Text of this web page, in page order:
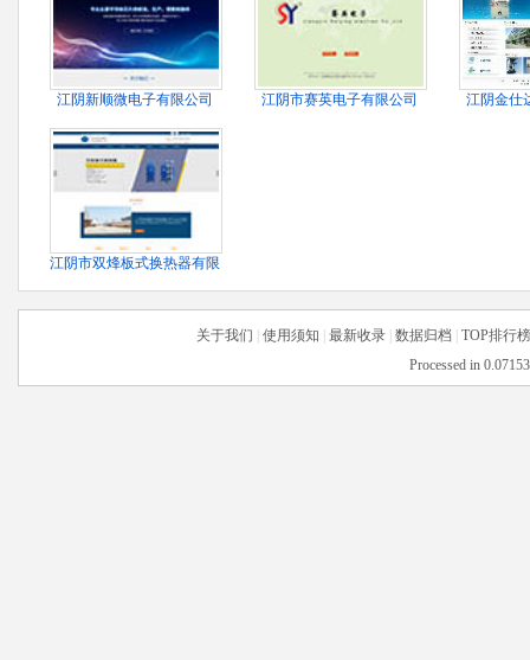
江阴新顺微电子有限公司 江阴市赛英电子有限公司 江阴金仕
江阴市双烽板式换热器有限公司
关于我们 使用须知 最新收录| 数据归档| TOP排行榜
Processed in